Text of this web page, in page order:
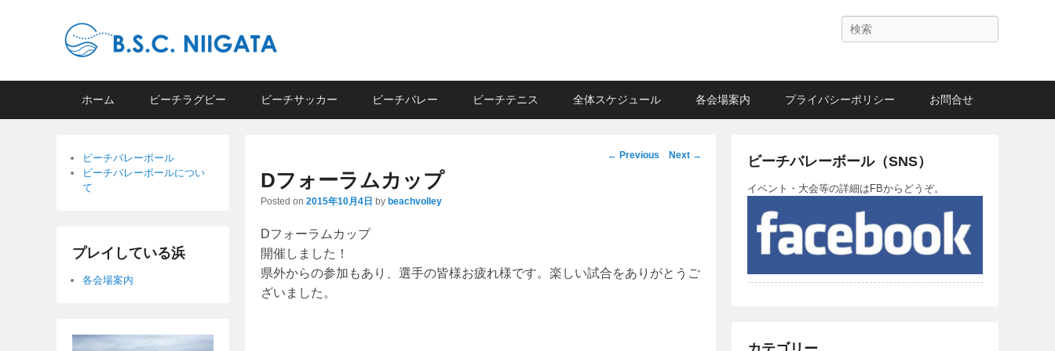
B.S.C Niigata
ビーチスポーツコミュニティ新潟
Search
ホーム ビーチラグビー ビーチサッカー ビーチバレー ビーチテニス 全体スケジュール 各会場案内 プライバシーポリシー お問合せ
Post
← Previous Next →
Dフォーラムカップ
Posted on 2015年10月4日 by beachvolley
Dフォーラムカップ
開催しました！
県外からの参加もあり、選手の皆様お疲れ様です。楽しい試合をありがとうご
ざいました。
ビーチバレーボール（SNS）
イベント・大会等の詳細はFBからどうぞ。
ビーチバレーボール
ビーチバレーボールについ
て
プレイしている浜
各会場案内